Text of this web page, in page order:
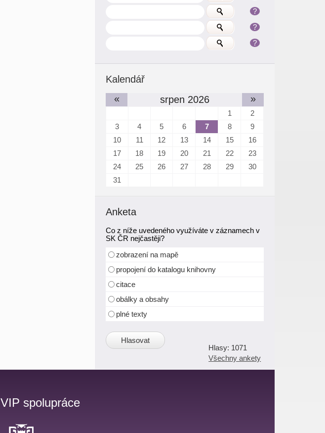
?
?
?
Kalendář
«
srpen 2026 »
1
2
3
4 5 6 7 8
9
10
11 12 13 14 15
16
17
18 19 20 21 22
23
24
25 26 27 28 29
30
31
Anketa
Co z níže uvedeného využíváte v záznamech v
SK ČR nejčastěji?
zobrazení na mapě
propojení do katalogu knihovny
citace
obálky a obsahy
plné texty
1071
Všechny ankety
VIP spolupráce